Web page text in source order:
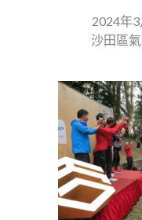
2024年
沙田區